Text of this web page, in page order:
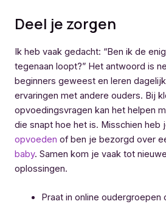
Deel je zorgen
Ik heb vaak gedacht: “Ben ik de
tegenaan loopt?” Het antwoord is
beginners geweest en leren
ervaringen met andere ouders. Bij
opvoedingsvragen kan het helpen
die snapt hoe het is. Misschien heb
opvoeden of ben je bezorgd over
baby. Samen kom je vaak tot
oplossingen.
Praat in online